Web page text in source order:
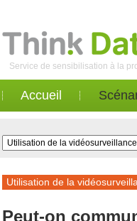
Service de sensibilisation à la
Accueil
Utilisation de la
Peut-on